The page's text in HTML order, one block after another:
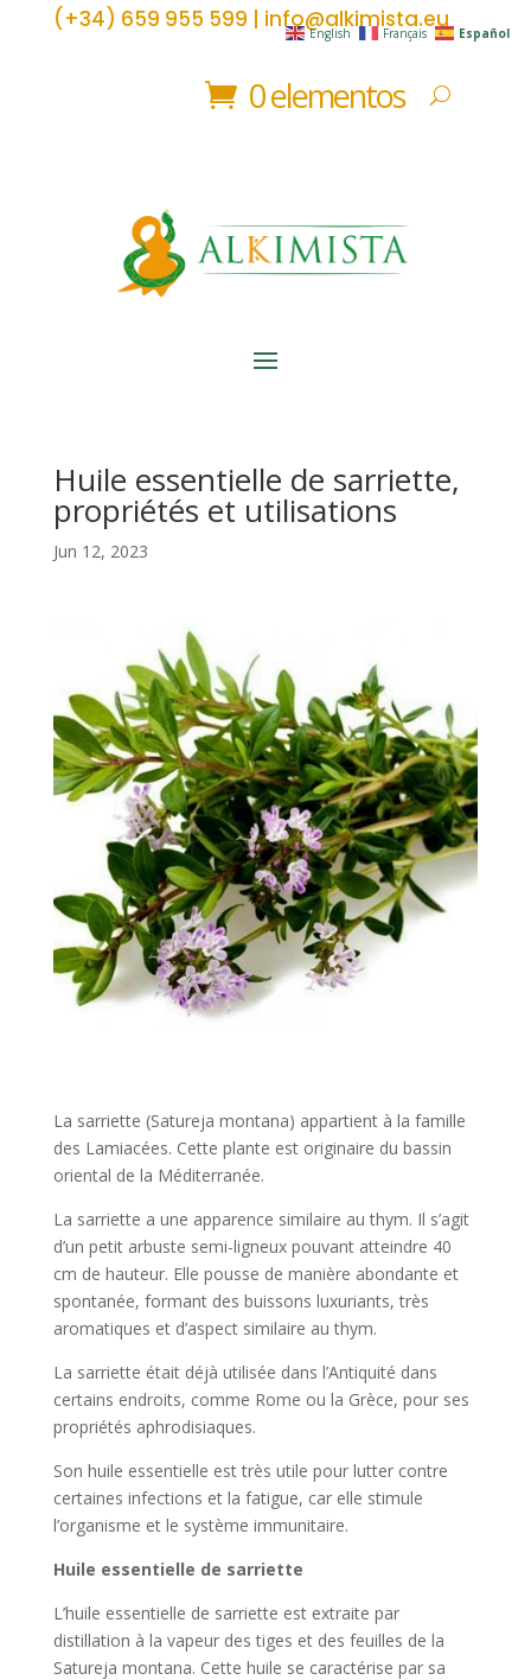
(+34) 659 955 599 | info@alkimista.eu
0 elementos
Huile essentielle de sarriette,
propriétés et utilisations
Jun 12, 2023
La sarriette (Satureja montana) appartient à la famille
des Lamiacées. Cette plante est originaire du bassin
oriental de la Méditerranée.
La sarriette a une apparence similaire au thym. Il s’agit
d’un petit arbuste semi-ligneux pouvant atteindre 40
cm de hauteur. Elle pousse de manière abondante et
spontanée, formant des buissons luxuriants, très
aromatiques et d’aspect similaire au thym.
La sarriette était déjà utilisée dans l’Antiquité dans
certains endroits, comme Rome ou la Grèce, pour ses
propriétés aphrodisiaques.
Son huile essentielle est très utile pour lutter contre
certaines infections et la fatigue, car elle stimule
l’organisme et le système immunitaire.
Huile essentielle de sarriette
L’huile essentielle de sarriette est extraite par
distillation à la vapeur des tiges et des feuilles de la
Satureja montana. Cette huile se caractérise par sa
English Français Español